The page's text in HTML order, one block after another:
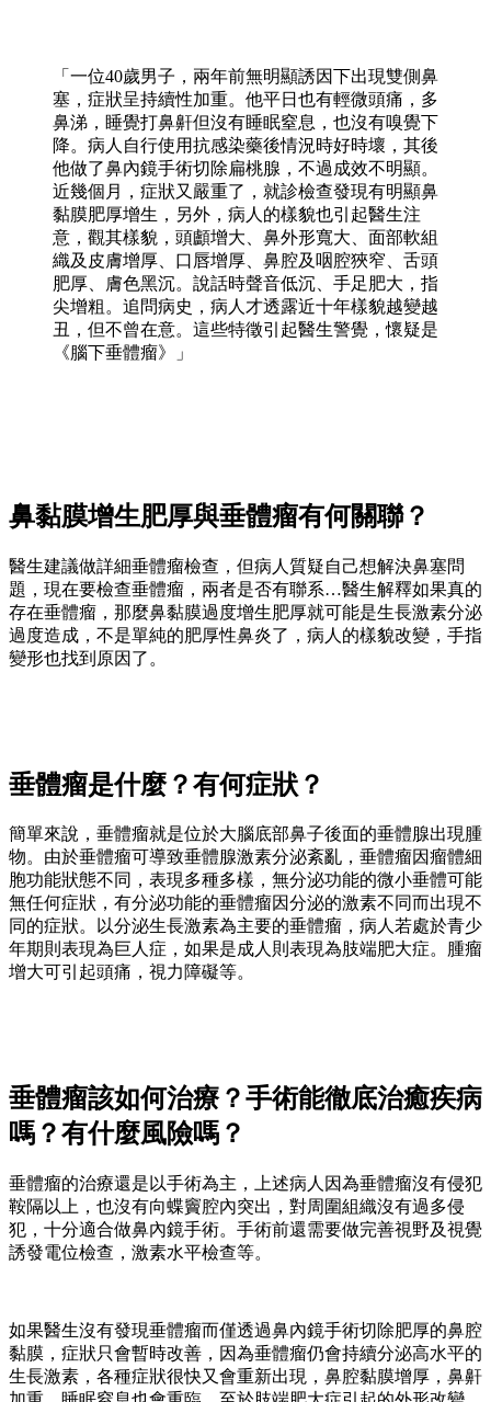
「一位40歲男子，兩年前無明顯誘因下出現雙側鼻
塞，症狀呈持續性加重。他平日也有輕微頭痛，多
鼻涕，睡覺打鼻鼾但沒有睡眠窒息，也沒有嗅覺下
降。病人自行使用抗感染藥後情況時好時壞，其後
他做了鼻內鏡手術切除扁桃腺，不過成效不明顯。
近幾個月，症狀又嚴重了，就診檢查發現有明顯鼻
黏膜肥厚增生，另外，病人的樣貌也引起醫生注
意，觀其樣貌，頭顱增大、鼻外形寬大、面部軟組
織及皮膚增厚、口唇增厚、鼻腔及咽腔狹窄、舌頭
肥厚、膚色黑沉。說話時聲音低沉、手足肥大，指
尖增粗。追問病史，病人才透露近十年樣貌越變越
丑，但不曾在意。這些特徵引起醫生警覺，懷疑是
《腦下垂體瘤》」
鼻黏膜增生肥厚與垂體瘤有何關聯？
醫生建議做詳細垂體瘤檢查，但病人質疑自己想解決鼻塞問
題，現在要檢查垂體瘤，兩者是否有聯系…醫生解釋如果真的
存在垂體瘤，那麼鼻黏膜過度增生肥厚就可能是生長激素分泌
過度造成，不是單純的肥厚性鼻炎了，病人的樣貌改變，手指
變形也找到原因了。
垂體瘤是什麼？有何症狀？
簡單來說，垂體瘤就是位於大腦底部鼻子後面的垂體腺出現腫
物。由於垂體瘤可導致垂體腺激素分泌紊亂，垂體瘤因瘤體細
胞功能狀態不同，表現多種多樣，無分泌功能的微小垂體可能
無任何症狀，有分泌功能的垂體瘤因分泌的激素不同而出現不
同的症狀。以分泌生長激素為主要的垂體瘤，病人若處於青少
年期則表現為巨人症，如果是成人則表現為肢端肥大症。腫瘤
增大可引起頭痛，視力障礙等。
垂體瘤該如何治療？手術能徹底治癒疾病
嗎？有什麼風險嗎？
垂體瘤的治療還是以手術為主，上述病人因為垂體瘤沒有侵犯
鞍隔以上，也沒有向蝶竇腔內突出，對周圍組織沒有過多侵
犯，十分適合做鼻內鏡手術。手術前還需要做完善視野及視覺
誘發電位檢查，激素水平檢查等。
如果醫生沒有發現垂體瘤而僅透過鼻內鏡手術切除肥厚的鼻腔
黏膜，症狀只會暫時改善，因為垂體瘤仍會持續分泌高水平的
生長激素，各種症狀很快又會重新出現，鼻腔黏膜增厚，鼻鼾